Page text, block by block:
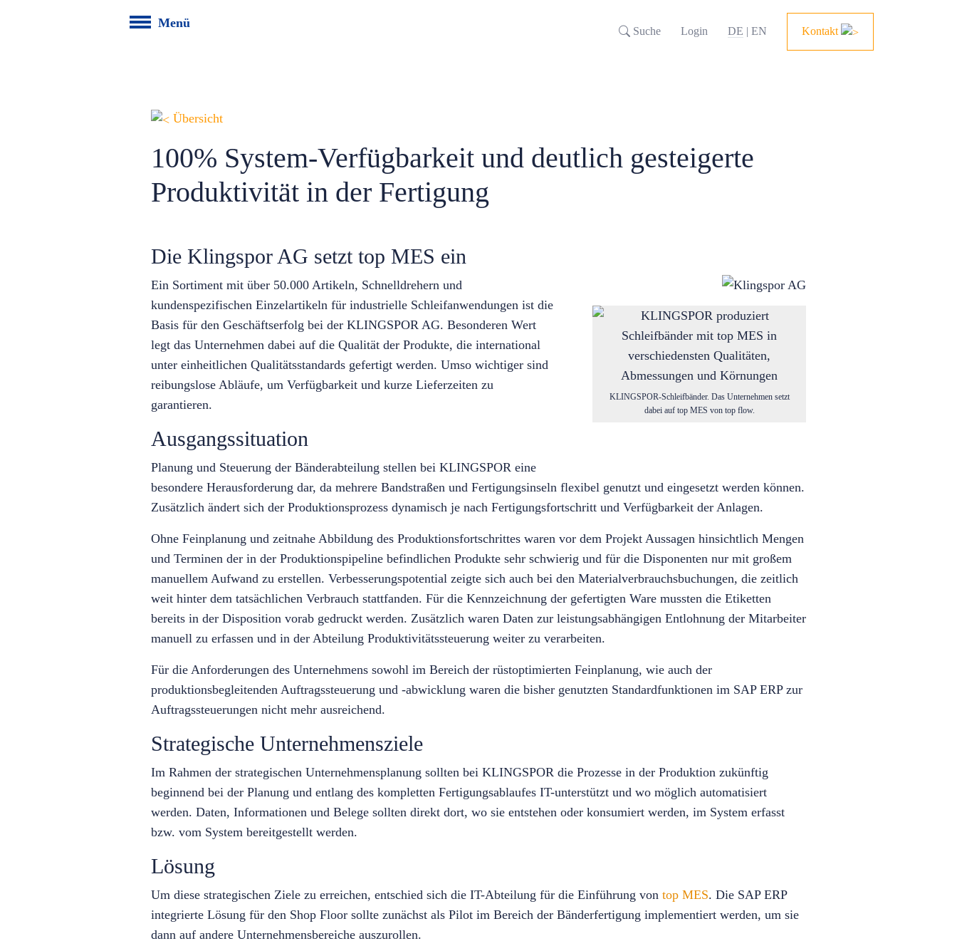
Menü
Suche Login DE | EN Kontakt
Übersicht
100% System-Verfügbarkeit und deutlich gesteigerte
Produktivität in der Fertigung
Die Klingspor AG setzt top MES ein
KLINGSPOR-Schleifbänder. Das Unternehmen setzt
dabei auf top MES von top flow.
Ein Sortiment mit über 50.000 Artikeln, Schnelldrehern und
kundenspezifischen Einzelartikeln für industrielle Schleifanwendungen ist die
Basis für den Geschäftserfolg bei der KLINGSPOR AG. Besonderen Wert
legt das Unternehmen dabei auf die Qualität der Produkte, die international
unter einheitlichen Qualitätsstandards gefertigt werden. Umso wichtiger sind
reibungslose Abläufe, um Verfügbarkeit und kurze Lieferzeiten zu
garantieren.
Ausgangssituation
Planung und Steuerung der Bänderabteilung stellen bei KLINGSPOR eine
besondere Herausforderung dar, da mehrere Bandstraßen und Fertigungsinseln flexibel genutzt und eingesetzt werden können.
Zusätzlich ändert sich der Produktionsprozess dynamisch je nach Fertigungsfortschritt und Verfügbarkeit der Anlagen.
Ohne Feinplanung und zeitnahe Abbildung des Produktionsfortschrittes waren vor dem Projekt Aussagen hinsichtlich Mengen
und Terminen der in der Produktionspipeline befindlichen Produkte sehr schwierig und für die Disponenten nur mit großem
manuellem Aufwand zu erstellen. Verbesserungspotential zeigte sich auch bei den Materialverbrauchsbuchungen, die zeitlich
weit hinter dem tatsächlichen Verbrauch stattfanden. Für die Kennzeichnung der gefertigten Ware mussten die Etiketten
bereits in der Disposition vorab gedruckt werden. Zusätzlich waren Daten zur leistungsabhängigen Entlohnung der Mitarbeiter
manuell zu erfassen und in der Abteilung Produktivitätssteuerung weiter zu verarbeiten.
Für die Anforderungen des Unternehmens sowohl im Bereich der rüstoptimierten Feinplanung, wie auch der
produktionsbegleitenden Auftragssteuerung und -abwicklung waren die bisher genutzten Standardfunktionen im SAP ERP zur
Auftragssteuerungen nicht mehr ausreichend.
Strategische Unternehmensziele
Im Rahmen der strategischen Unternehmensplanung sollten bei KLINGSPOR die Prozesse in der Produktion zukünftig
beginnend bei der Planung und entlang des kompletten Fertigungsablaufes IT-unterstützt und wo möglich automatisiert
werden. Daten, Informationen und Belege sollten direkt dort, wo sie entstehen oder konsumiert werden, im System erfasst
bzw. vom System bereitgestellt werden.
Lösung
Um diese strategischen Ziele zu erreichen, entschied sich die IT-Abteilung für die Einführung von top MES. Die SAP ERP
integrierte Lösung für den Shop Floor sollte zunächst als Pilot im Bereich der Bänderfertigung implementiert werden, um sie
dann auf andere Unternehmensbereiche auszurollen.